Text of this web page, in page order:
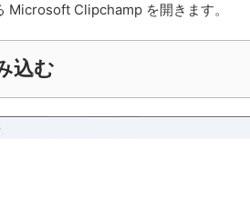
Microsoft Clipchamp を開きます。
込む